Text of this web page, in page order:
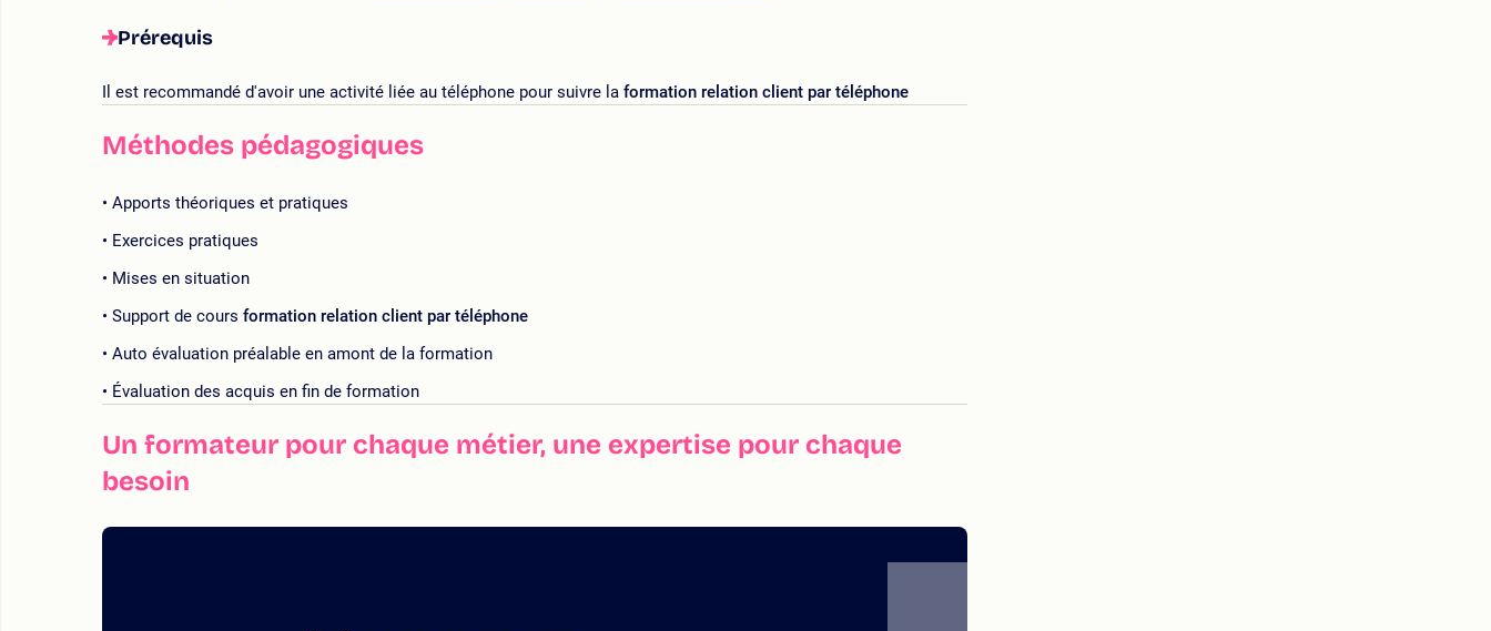
Prérequis
Il est recommandé d'avoir une activité liée au téléphone pour suivre la formation relation client par téléphone
Méthodes pédagogiques
Apports théoriques et pratiques
Exercices pratiques
Mises en situation
Support de cours formation relation client par téléphone
Auto évaluation préalable en amont de la formation
Évaluation des acquis en fin de formation
Un formateur pour chaque métier, une expertise pour chaque
besoin